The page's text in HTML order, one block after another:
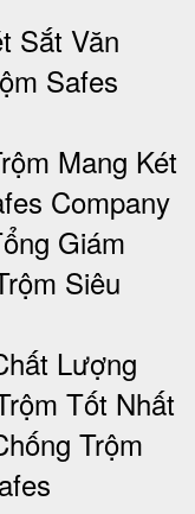
Sắt Văn
Safes
Mang Két
Company
Giám
Siêu
Lượng
Tốt Nhất
Trộm